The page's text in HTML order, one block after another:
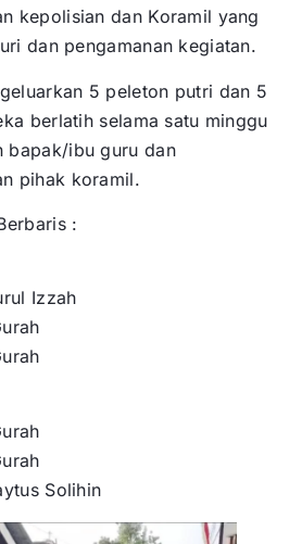
kepolisian dan Koramil yang
dan pengamanan kegiatan.
5 peleton putri dan 5
berlatih selama satu minggu
bapak/ibu guru dan
pihak koramil.
:
Izzah
Solihin